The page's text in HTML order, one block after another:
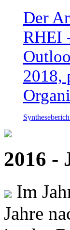
Der
RHEI
2018,
2016 -
Im
Jahre